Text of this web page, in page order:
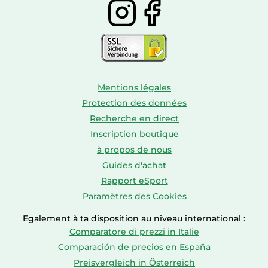
Mentions légales
Protection des données
Recherche en direct
Inscription boutique
à propos de nous
Guides d'achat
Rapport eSport
Paramètres des Cookies
Egalement à ta disposition au niveau international :
Comparatore di prezzi in Italie
Comparación de precios en España
Preisvergleich in Österreich